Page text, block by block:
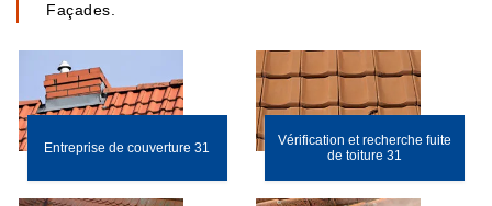
Façades.
Entreprise de couverture 31
Vérification et recherche fuite
de toiture 31